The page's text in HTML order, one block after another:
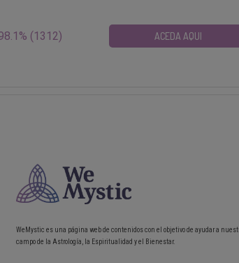
(1312) ACEDA AQUI
WeMystic es una página web de contenidos con el objetivo de ayudar a
campo de la Astrología, la Espiritualidad y el Bienestar.